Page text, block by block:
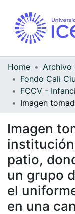
Home
Fondo Cali
Imagen
patio,
un grupo
el
en una